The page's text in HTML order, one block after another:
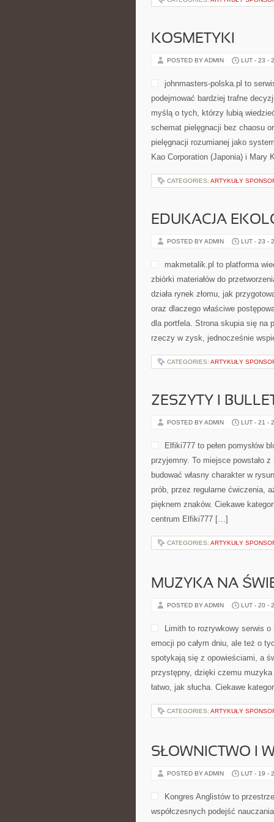
KOSMETYKI
POSTED BY ADMIN LUT - 23 -
johnmasters-polska.pl to
podejmować bardziej trafne
myślą o tych, którzy lubią
schemat pielęgnacji bez chaosu
pielęgnacji rozumianej jako
Kao Corporation (Japonia) i Mary
CATEGORIES: ARTYKUŁY
EDUKACJA
POSTED BY ADMIN LUT - 23 -
makmetalik.pl to platforma
zbiórki materiałów do
działa rynek złomu, jak
oraz dlaczego właściwe
dla portfela. Strona skupia się na
rzeczy w zysk, jednocześnie
CATEGORIES: ARTYKUŁY
ZESZYTY I
POSTED BY ADMIN LUT - 21 -
Elfiki777 to pełen pomysłów
przyjemny. To miejsce powstało
budować własny charakter w
prób, przez regularne ćwiczenia,
pięknem znaków. Ciekawe
centrum Elfiki777 […]
CATEGORIES: ARTYKUŁY
MUZYKA NA
POSTED BY ADMIN LUT - 20 -
Limith to rozrywkowy serwis
emocji po całym dniu, ale też o
spotykają się z opowieściami, a
przystępny, dzięki czemu
łatwo, jak słucha. Ciekawe
CATEGORIES: ARTYKUŁY
SŁOWNICTWO I
POSTED BY ADMIN LUT - 19 -
Kongres Anglistów to
współczesnych podejść